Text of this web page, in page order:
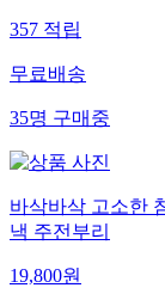
357적립
무료배송
35명구매중
바삭바삭 고소한
낵 주전부리
19,800원